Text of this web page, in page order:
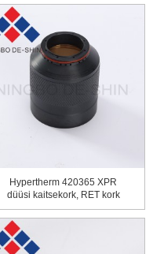
Hypertherm 420365 XPR
düüsi kaitsekork, RET kork